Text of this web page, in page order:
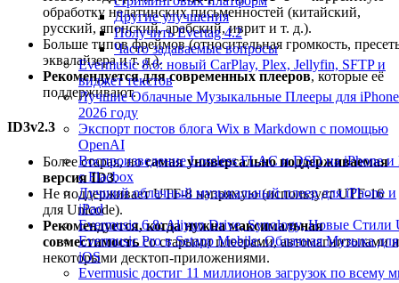
Другие улучшения
Получить Evertag 4.2
Часто задаваемые вопросы
Evermusic 8.6: новый CarPlay, Plex, Jellyfin, SFTP и
виджет текстов
Лучшие Облачные Музыкальные Плееры для
2026 году
Экспорт постов блога Wix в Markdown с помощью
OpenAI
Воспроизведение Lossless FLAC и DSD на iPhone и
с Flacbox
Лучший облачный музыкальный плеер для iPhone и
iPad
Evermusic 6.8: Aliyun Drive, Synology, Новые Стили
Evermusic Pro в Setapp Mobile: Облачная Музыка для
iOS
Evermusic достиг 11 миллионов загрузок по всему
обработку нелатинских письменностей (китайский,
русский, японский, арабский, иврит и т. д.).
Больше типов фреймов (относительная громкость,
эквалайзера и т. д.).
Рекомендуется для современных плееров, которые её
поддерживают.
ID3v2.3
Более старая, носамая универсально поддерживаемая
версия ID3.
Не поддерживает UTF-8 напрямую (использует UTF-16
для Unicode).
Рекомендуется, когда нужна максимальная
совместимостьсо старыми плеерами, автомагнитолами и
некоторыми десктоп-приложениями.